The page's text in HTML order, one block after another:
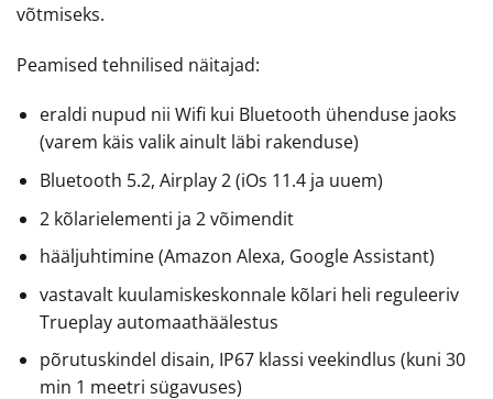
võtmiseks.
Peamised tehnilised näitajad:
eraldi nupud nii Wifi kui Bluetooth ühenduse jaoks
(varem käis valik ainult läbi rakenduse)
Bluetooth 5.2, Airplay 2 (iOs 11.4 ja uuem)
2 kõlarielementi ja 2 võimendit
hääljuhtimine (Amazon Alexa, Google Assistant)
vastavalt kuulamiskeskonnale kõlari heli reguleeriv
Trueplay automaathäälestus
põrutuskindel disain, IP67 klassi veekindlus (kuni 30
min 1 meetri sügavuses)